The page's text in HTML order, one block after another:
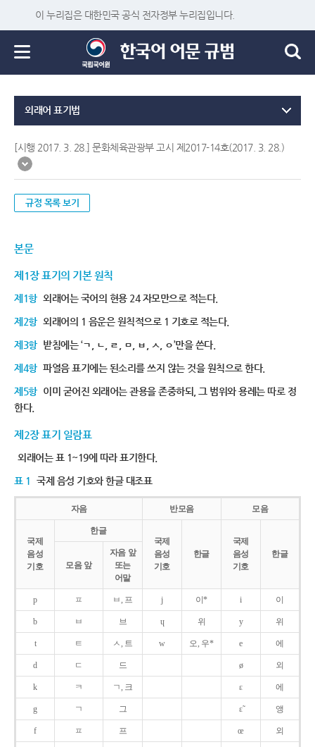
이 누리집은 대한민국 공식 전자정부 누리집입니다.
외래어 표기법
[시행 2017. 3. 28.] 문화체육관광부 고시 제2017-14호(2017. 3. 28.)
규정 목록 보기
본문
제1장 표기의 기본 원칙
제1항 외래어는 국어의 현용 24 자모만으로 적는다.
제2항 외래어의 1 음운은 원칙적으로 1 기호로 적는다.
제3항 받침에는 ‘ㄱ, ㄴ, ㄹ, ㅁ, ㅂ, ㅅ, ㅇ’만을 쓴다.
제4항 파열음 표기에는 된소리를 쓰지 않는 것을 원칙으로 한다.
제5항 이미 굳어진 외래어는 관용을 존중하되, 그 범위와 용례는 따로 정
한다.
제2장 표기 일람표
외래어는 표 1~19에 따라 표기한다.
표 1 국제 음성 기호와 한글 대조표
자음 반모음 모음
국제
음성
기호
한글
국제
음성
기호
한글
국제
음성
기호
한글
모음 앞
자음 앞
또는
어말
p ㅍ ㅂ, 프 j 이* i 이
b ㅂ 브 ɥ 위 y 위
t ㅌ ㅅ, 트 w 오, 우* e 에
d ㄷ 드 ø 외
k ㅋ ㄱ, 크 ɛ 에
g ㄱ 그 ɛ̃ 앵
f ㅍ 프 œ 외